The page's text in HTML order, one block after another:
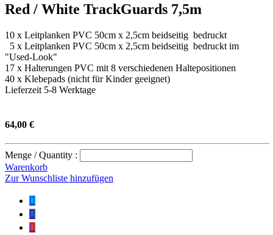
Red / White TrackGuards 7,5m
10 x Leitplanken PVC 50cm x 2,5cm beidseitig bedruckt
5 x Leitplanken PVC 50cm x 2,5cm beidseitig bedruckt im
"Used-Look"
17 x Halterungen PVC mit 8 verschiedenen Haltepositionen
40 x Klebepads (nicht für Kinder geeignet)
Lieferzeit 5-8 Werktage
64,00 €
Menge / Quantity :
Warenkorb
Zur Wunschliste hinzufügen


